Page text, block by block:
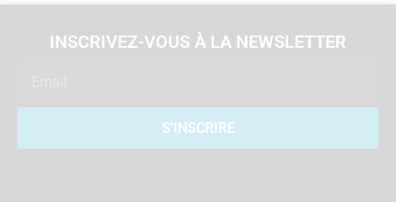
INSCRIVEZ-VOUS À LA NEWSLETTER
S'INSCRIRE